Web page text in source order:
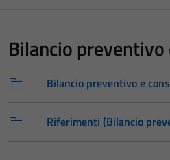
Bilancio
Bilancio preventivo e
Riferimenti (Bilancio